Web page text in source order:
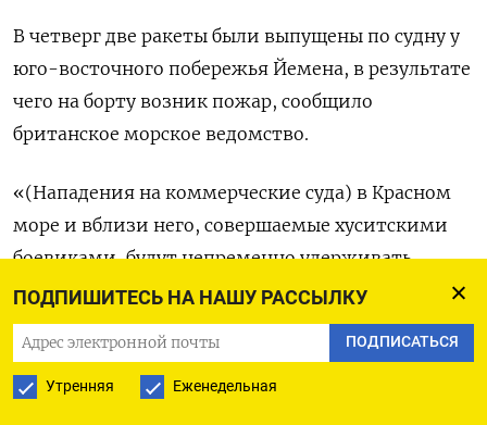
ПОДПИШИТЕСЬ НА НАШУ РАССЫЛКУ
ПОДПИСАТЬСЯ
Утренняя Еженедельная
В четверг две ракеты были выпущены по судну у
юго-восточного побережья Йемена, в результате
чего на борту возник пожар, сообщило
британское морское ведомство.
«(Нападения на коммерческие суда) в Красном
море и вблизи него, совершаемые хуситскими
боевиками, будут непременно удерживать
премию за геополитический риск на
повышенном уровне», - сказал Тамаш Варга из
PVM Oil.